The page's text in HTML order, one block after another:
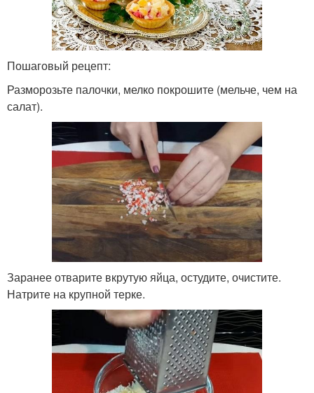
Пошаговый рецепт:
Разморозьте палочки, мелко покрошите (мельче, чем на
салат).
Заранее отварите вкрутую яйца, остудите, очистите.
Натрите на крупной терке.